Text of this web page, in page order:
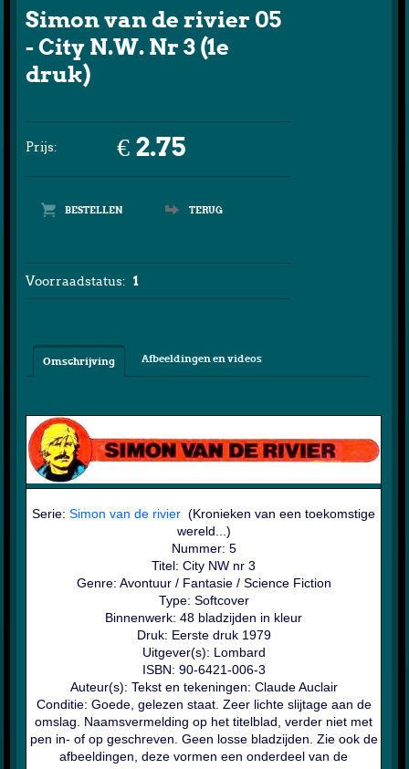
Simon van de rivier 05
- City N.W. Nr 3 (1e
druk)
Prijs: € 2.75
TERUG
Voorraadstatus: 1
Omschrijving Afbeeldingen en videos
Serie:Simon van de rivier (Kronieken van een toekomstige
wereld...)
Nummer: 5
Titel: City NW nr 3
Genre: Avontuur / Fantasie / Science Fiction
Type: Softcover
Binnenwerk: 48 bladzijden in kleur
Druk: Eerste druk 1979
Uitgever(s): Lombard
ISBN: 90-6421-006-3
Auteur(s): Tekst en tekeningen: Claude Auclair
Conditie: Goede, gelezen staat. Zeer lichte slijtage aan de
omslag. Naamsvermelding op het titelblad, verder niet met
pen in- of op geschreven. Geen losse bladzijden. Zie ook de
afbeeldingen, deze vormen een onderdeel van de